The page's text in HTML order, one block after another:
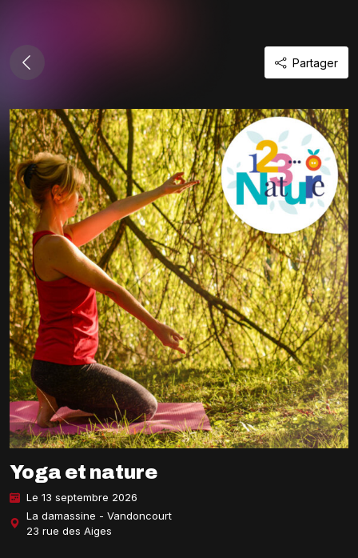
Partager
Yoga et nature
Le 13 septembre 2026
La damassine - Vandoncourt
23 rue des Aiges